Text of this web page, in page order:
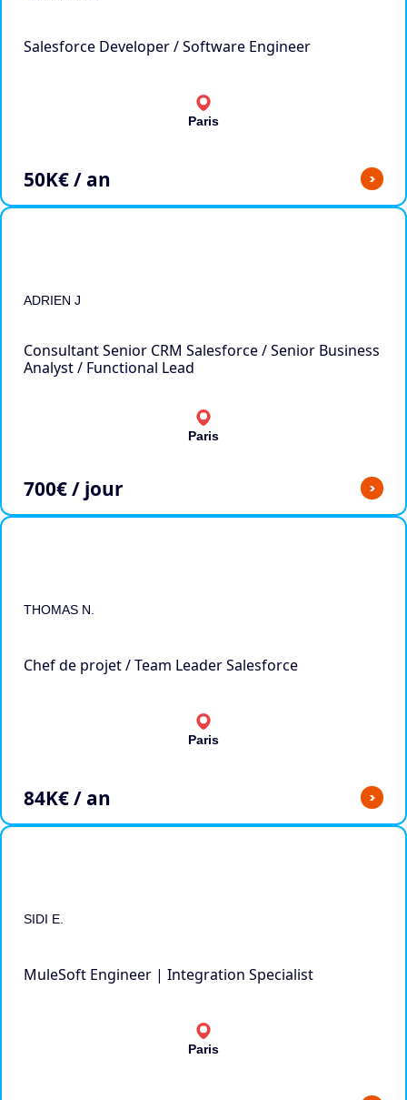
Salesforce Developer / Software Engineer
Paris
50K€ / an >
ADRIEN J
Consultant Senior CRM Salesforce / Senior Business
Analyst / Functional Lead
Paris
700€ / jour >
THOMAS N.
Chef de projet / Team Leader Salesforce
Paris
84K€ / an >
SIDI E.
MuleSoft Engineer | Integration Specialist
Paris